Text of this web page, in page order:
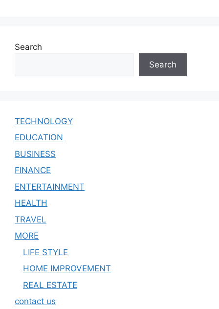
Search
Search
TECHNOLOGY
EDUCATION
BUSINESS
FINANCE
ENTERTAINMENT
HEALTH
TRAVEL
MORE
LIFE STYLE
HOME IMPROVEMENT
REAL ESTATE
contact us